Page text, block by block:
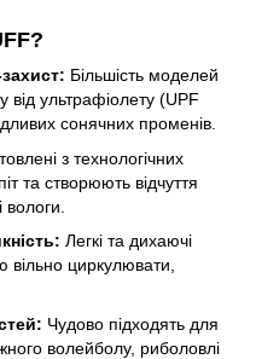
Більшість моделей
ультрафіолету (UPF
сонячних променів.
з технологічних
та створюють відчуття
Легкі та дихаючі
вільно циркулювати,
Чудово підходять для
волейболу, риболовлі